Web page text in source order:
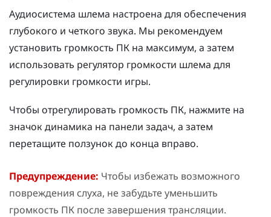
Аудиосистема шлема настроена для обеспечения
глубокого и четкого звука. Мы рекомендуем
установить громкость ПК на максимум, а затем
использовать регулятор громкости шлема для
регулировки громкости игры.
Чтобы отрегулировать громкость ПК, нажмите на
значок динамика на панели задач, а затем
перетащите ползунок до конца вправо.
Предупреждение: Чтобы избежать возможного
повреждения слуха, не забудьте уменьшить
громкость ПК после завершения трансляции.